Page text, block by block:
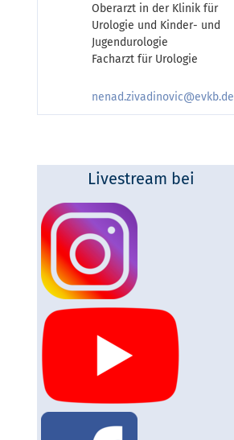
Oberarzt in der Klinik für
Urologie und Kinder- und
Jugendurologie
Facharzt für Urologie
nenad.zivadinovic@evkb.de
Livestream bei